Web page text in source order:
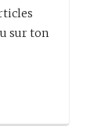
sur ton